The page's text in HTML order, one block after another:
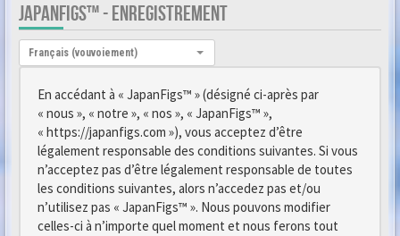
JAPANFIGS™ - ENREGISTREMENT
Langue :
Français (vouvoiement)
En accédant à « JapanFigs™ » (désigné ci-après par
« nous », « notre », « nos », « JapanFigs™ »,
« https://japanfigs.com »), vous acceptez d’être
légalement responsable des conditions suivantes. Si vous
n’acceptez pas d’être légalement responsable de toutes
les conditions suivantes, alors n’accedez pas et/ou
n’utilisez pas « JapanFigs™ ». Nous pouvons modifier
celles-ci à n’importe quel moment et nous ferons tout